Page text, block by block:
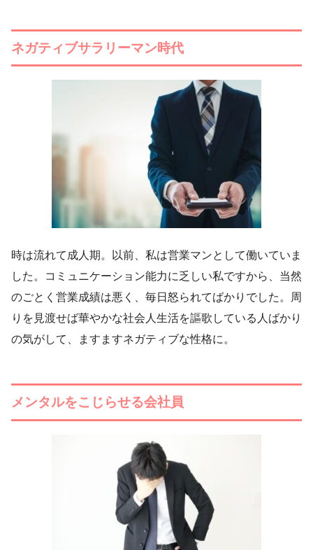
ネガティブサラリーマン時代
時は流れて成人期。以前、私は営業マンとして働いていま
した。コミュニケーション能力に乏しい私ですから、当然
のごとく営業成績は悪く、毎日怒られてばかりでした。周
りを見渡せば華やかな社会人生活を謳歌している人ばかり
の気がして、ますますネガティブな性格に。
メンタルをこじらせる会社員